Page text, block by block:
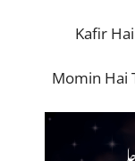
Kafir
Momin Hai